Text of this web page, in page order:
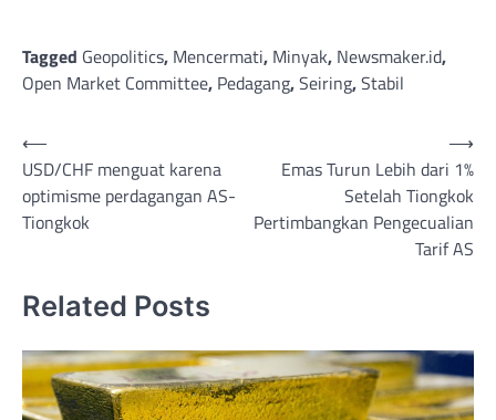
Tagged Geopolitics, Mencermati, Minyak, Newsmaker.id,
Open Market Committee, Pedagang,Seiring,Stabil
Post
navigation
⟵
USD/CHF menguat karena
optimisme perdagangan AS-
Tiongkok
Emas Turun Lebih dari 1%
Setelah Tiongkok
Pertimbangkan Pengecualian
Tarif AS
⟶
Related Posts